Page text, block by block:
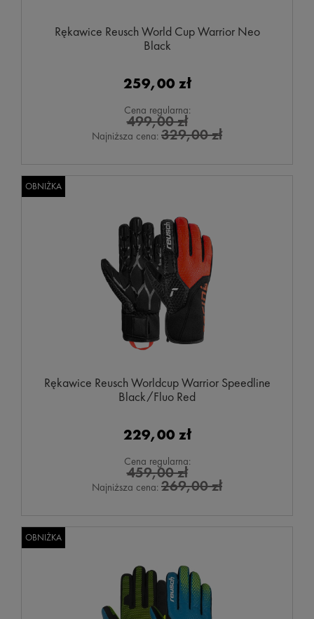
Rękawice Reusch World Cup Warrior Neo
Black
259,00 zł
Cena regularna:
499,00 zł
Najniższa cena: 329,00 zł
Rękawice Reusch Worldcup Warrior Speedline
Black/Fluo Red
229,00 zł
Cena regularna:
459,00 zł
Najniższa cena: 269,00 zł
OBNIŻKA
OBNIŻKA